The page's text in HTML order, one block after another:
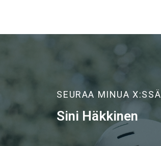
SEURAA MINUA X:SSÄ
Sini Häkkinen